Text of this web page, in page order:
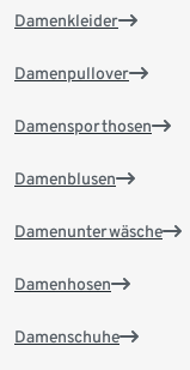
Damenkleider
Damenpullover
Damensporthosen
Damenblusen
Damenunterwäsche
Damenhosen
Damenschuhe